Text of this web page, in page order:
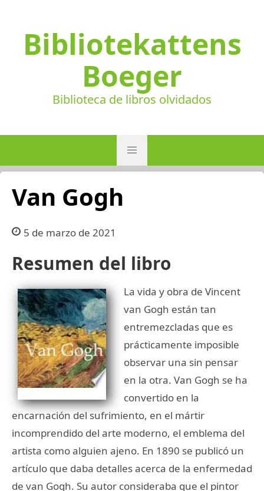
Bibliotekattens
Boeger
Biblioteca de libros olvidados
Van Gogh
5 de marzo de 2021
Resumen del libro
La vida y obra de Vincent
van Gogh están tan
entremezcladas que es
prácticamente imposible
observar una sin pensar
en la otra. Van Gogh se ha
convertido en la
encarnación del sufrimiento, en el mártir
incomprendido del arte moderno, el emblema del
artista como alguien ajeno. En 1890 se publicó un
artículo que daba detalles acerca de la enfermedad
de van Gogh. Su autor consideraba que el pintor